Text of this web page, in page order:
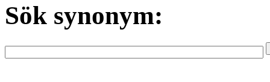
Sök synonym: